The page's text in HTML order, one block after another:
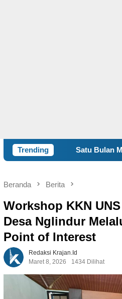
Trending
Bulan Mengabdi, BBK 8
Beranda Berita
Workshop KKN
Desa Nglindur
Point of Interest
Redaksi Krajan.id
Maret 8, 2026
1434 Dilihat